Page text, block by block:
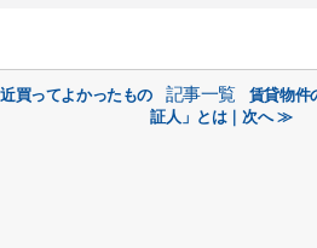
買ってよかったもの 記事一覧
賃貸物件
証人」とは｜次へ ≫